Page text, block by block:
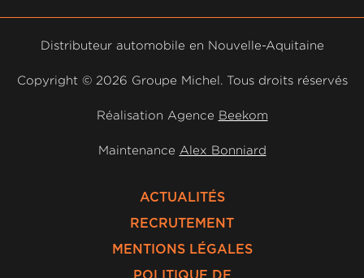
Distributeur automobile en Nouvelle-Aquitaine
Copyright © 2026 Groupe Michel. Tous droits réservés
Réalisation Agence Beekom
Maintenance Alex Bonniard
ACTUALITÉS
RECRUTEMENT
MENTIONS LÉGALES